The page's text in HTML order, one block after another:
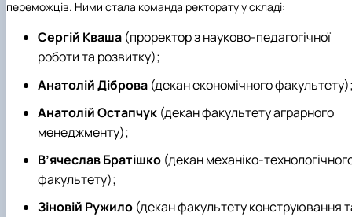
переможців. Ними стала команда ректорату у складі:
Сергій Кваша (проректор з науково-педагогічної
роботи та розвитку);
Анатолій Діброва (декан економічного
Анатолій Остапчук (декан факультету аграрного
менеджменту);
В’ячеслав Братішко (декан механіко-
факультету);
Зіновій Ружило (декан факультету конструювання